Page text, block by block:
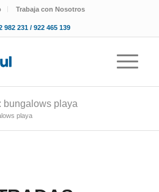
Trabaja con Nosotros
982 231 / 922 465 139
bungalows playa
playa